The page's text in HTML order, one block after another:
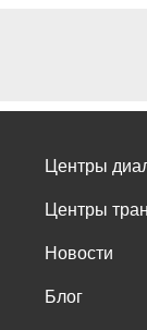
Центры
Центры
Новости
Блог